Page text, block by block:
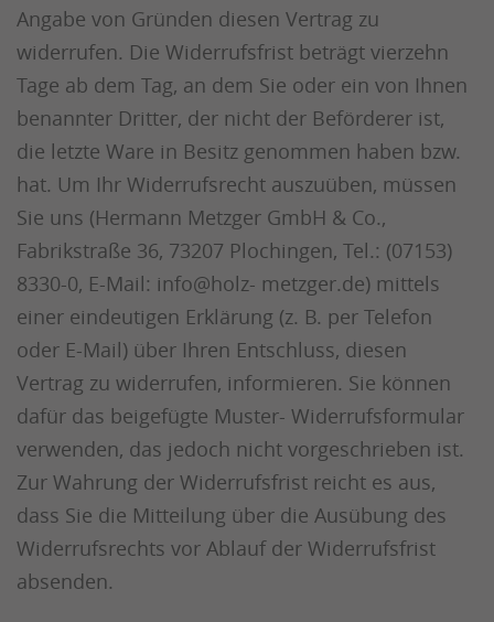
Angabe von Gründen diesen Vertrag zu
widerrufen. Die Widerrufsfrist beträgt vierzehn
Tage ab dem Tag, an dem Sie oder ein von Ihnen
benannter Dritter, der nicht der Beförderer ist,
die letzte Ware in Besitz genommen haben bzw.
hat. Um Ihr Widerrufsrecht auszuüben, müssen
Sie uns (Hermann Metzger GmbH & Co.,
Fabrikstraße 36, 73207 Plochingen, Tel.: (07153)
8330-0, E-Mail: info@holz- metzger.de) mittels
einer eindeutigen Erklärung (z. B. per Telefon
oder E-Mail) über Ihren Entschluss, diesen
Vertrag zu widerrufen, informieren. Sie können
dafür das beigefügte Muster- Widerrufsformular
verwenden, das jedoch nicht vorgeschrieben ist.
Zur Wahrung der Widerrufsfrist reicht es aus,
dass Sie die Mitteilung über die Ausübung des
Widerrufsrechts vor Ablauf der Widerrufsfrist
absenden.